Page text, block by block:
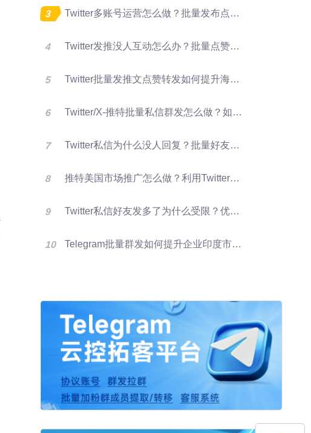
Twitter多账号运营怎么做？批量发布点赞转发完整指南
Twitter发推没人互动怎么办？批量点赞评论转发提升曝光
Twitter批量发推文点赞转发如何提升海外账号矩阵运营效率？
Twitter/X-推特批量私信群发怎么做？如何提升推特转化率？
Twitter私信为什么没人回复？批量好友群发优化X营销效果的方法
推特美国市场推广怎么做？利用Twitter好友资源进行批量群发提升客户开发效率
Twitter私信好友发多了为什么受限？优化群发营销方法
Telegram批量群发如何提升企业印度市场获客效率